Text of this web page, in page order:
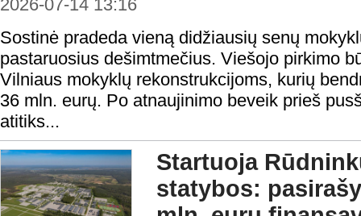
2026-07-14 13:16
Sostinė pradeda vieną didžiausių senų
pastaruosius dešimtmečius. Viešojo pirkimo
Vilniaus mokyklų rekonstrukcijoms, kurių
36 mln. eurų. Po atnaujinimo beveik prieš
atitiks...
Startuoja
statybos: